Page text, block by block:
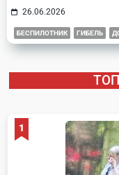
26.06.2026
БЕСПИЛОТНИК ГИБЕЛЬ